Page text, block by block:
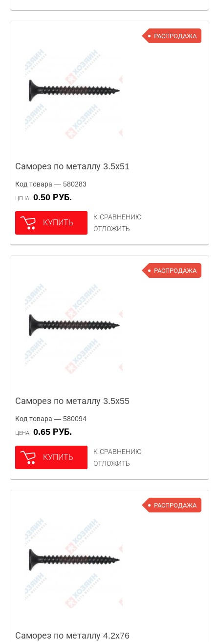
РАСПРОДАЖА
Саморез по металлу 3.5х51
Код товара — 580283
ЦЕНА 0.50 РУБ.
КУПИТЬ
К СРАВНЕНИЮ
ОТЛОЖИТЬ
РАСПРОДАЖА
Саморез по металлу 3.5х55
Код товара — 580094
ЦЕНА 0.65 РУБ.
КУПИТЬ
К СРАВНЕНИЮ
ОТЛОЖИТЬ
РАСПРОДАЖА
Саморез по металлу 4.2х76